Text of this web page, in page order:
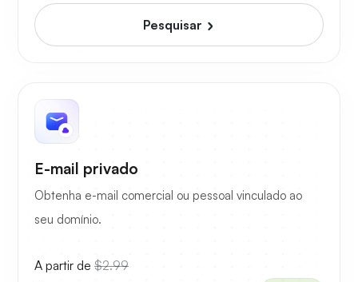
Pesquisar
E-mail privado
Obtenha e-mail comercial ou pessoal vinculado ao
seu domínio.
A partir de $2.99